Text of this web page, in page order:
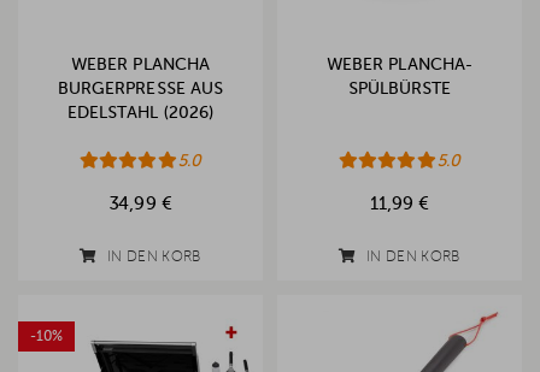
WEBER PLANCHA
BURGERPRESSE AUS
EDELSTAHL (2026)
5.0
34,99 €
IN DEN KORB
WEBER PLANCHA-
SPÜLBÜRSTE
5.0
11,99 €
IN DEN KORB
-10%